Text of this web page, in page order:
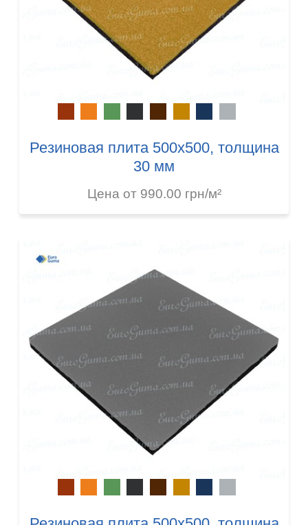
Резиновая плита 500х500, толщина
30 мм
Цена от 990.00 грн/м²